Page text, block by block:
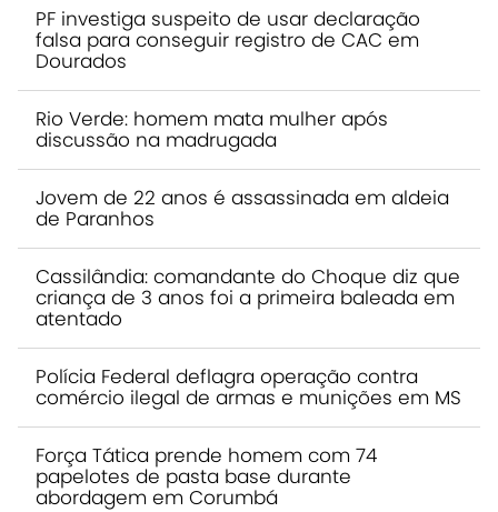
PF investiga suspeito de usar declaração
falsa para conseguir registro de CAC em
Dourados
Rio Verde: homem mata mulher após
discussão na madrugada
Jovem de 22 anos é assassinada em aldeia
de Paranhos
Cassilândia: comandante do Choque diz que
criança de 3 anos foi a primeira baleada em
atentado
Polícia Federal deflagra operação contra
comércio ilegal de armas e munições em MS
Força Tática prende homem com 74
papelotes de pasta base durante
abordagem em Corumbá